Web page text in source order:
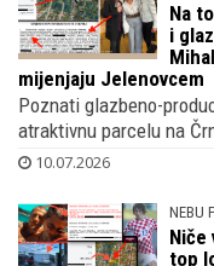
Na
i
mijenjaju Jelenovcem
Poznati glazbeno-
atraktivnu parcelu na
10.07.2026
NEBU
Niče
top